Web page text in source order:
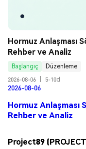
Hormuz Anlaşması
Rehber ve Analiz
Başlangıç
Düzenleme
2026-08-06
5-10d
2026-08-06
Hormuz Anlaşması
Rehber ve Analiz
Project89